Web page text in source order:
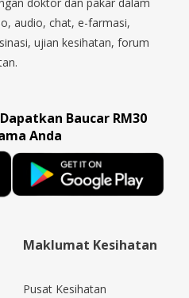
doktor dan pakar dalam
audio, chat, e-farmasi,
ujian kesihatan, forum
Baucar RM30
Anda
Maklumat Kesihatan
Pusat Kesihatan